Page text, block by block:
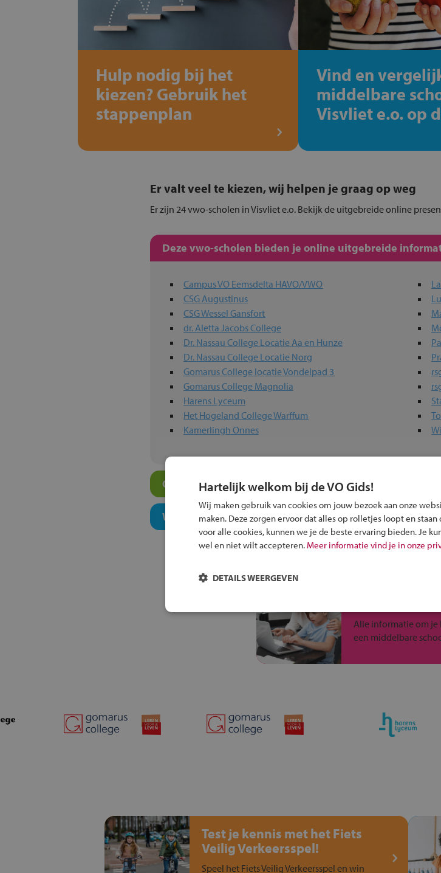
Hulp nodig bij het
kiezen? Gebruik het
stappenplan
Vind en
middelbare
Visvliet e.o. op
Er valt veel te kiezen, wij helpen je graag op weg
Er zijn 24 vwo-scholen in Visvliet e.o. Bekijk de uitgebreide online
Deze vwo-scholen bieden je online uitgebreide
Campus VO Eemsdelta HAVO/VWO
CSG Augustinus
CSG Wessel Gansfort
dr. Aletta Jacobs College
Dr. Nassau College Locatie Aa en Hunze
Dr. Nassau College Locatie Norg
Gomarus College locatie Vondelpad 3
Gomarus College Magnolia
Harens Lyceum
Het Hogeland College Warffum
Kamerlingh Onnes
Overige vwo-scholen in jouw regio
Welk onderwijsconcept past bij jou?
Alle informatie om je
een middelbare
Test je kennis met het Fiets
Veilig Verkeersspel!
Speel het Fiets Veilig Verkeersspel en win
Hartelijk welkom bij de VO Gids!
Wij maken gebruik van cookies om jouw bezoek aan onze
maken. Deze zorgen ervoor dat alles op rolletjes loopt en
voor alle cookies, kunnen we je de beste ervaring bieden. Je
wel en niet wilt accepteren. Meer informatie vind je in onze
DETAILS WEERGEVEN